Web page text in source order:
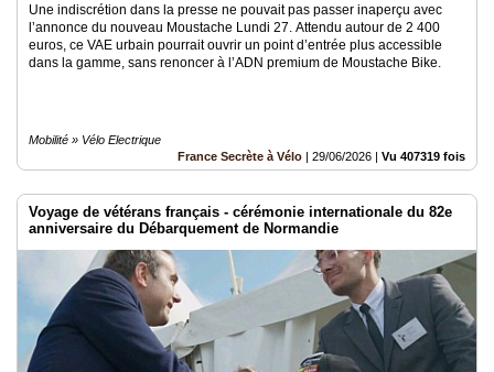
Une indiscrétion dans la presse ne pouvait pas passer inaperçu avec
l’annonce du nouveau Moustache Lundi 27. Attendu autour de 2 400
euros, ce VAE urbain pourrait ouvrir un point d’entrée plus accessible
dans la gamme, sans renoncer à l’ADN premium de Moustache Bike.
Mobilité » Vélo Electrique
France Secrète à Vélo | 29/06/2026 | Vu 407319 fois
Voyage de vétérans français - cérémonie internationale du 82e
anniversaire du Débarquement de Normandie